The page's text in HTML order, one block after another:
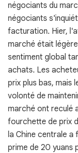
négociants du
négociants
facturation. Hier,
marché était
sentiment global
achats. Les
prix plus bas, mais
volonté de
marché ont reculé
fourchette de prix
la Chine centrale a
prime de 20 yuans